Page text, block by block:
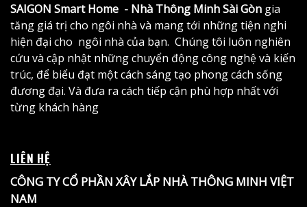
SAIGON Smart Home - Nhà Thông Minh Sài Gòn gia
tăng giá trị cho ngôi nhà và mang tới những tiện nghi
hiện đại cho ngôi nhà của bạn. Chúng tôi luôn nghiên
cứu và cập nhật những chuyển động công nghệ và kiến
trúc, để biểu đạt một cách sáng tạo phong cách sống
đương đại. Và đưa ra cách tiếp cận phù hợp nhất với
từng khách hàng
LIÊN HỆ
CÔNG TY CỔ PHẦN XÂY LẮP NHÀ THÔNG MINH VIỆT
NAM